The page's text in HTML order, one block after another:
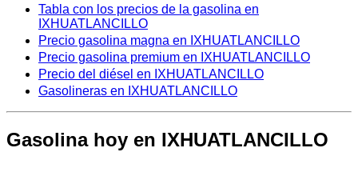
Tabla con los precios de la gasolina en
IXHUATLANCILLO
Precio gasolina magna en IXHUATLANCILLO
Precio gasolina premium en IXHUATLANCILLO
Precio del diésel en IXHUATLANCILLO
Gasolineras en IXHUATLANCILLO
Gasolina hoy en IXHUATLANCILLO